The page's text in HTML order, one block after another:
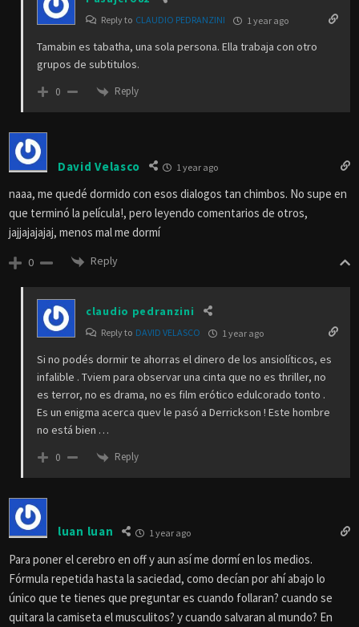
Reply to CLAUDIO PEDRANZINI 1 year ago
Tamabin es tabatha, una sola persona. Ella trabaja con otro
grupos de subtitulos.
0 Reply
David Velasco 1 year ago
naaa, me quedé dormido con esos dialogos tan chimbos. No supe en
que terminó la película!, pero leyendo comentarios de otros,
jajjajajajaj, menos mal me dormí
0 Reply
claudio pedranzini
Reply to DAVID VELASCO 1 year ago
Si no podés dormir te ahorras el dinero de los ansiolíticos, es
infalible . Tviem para observar una cinta que no es thriller, no
es terror, no es drama, no es film erótico edulcorado tonto .
Es un enigma acerca quev le pasó a Derrickson ! Este hombre
no está bien …
0 Reply
luan luan 1 year ago
Para poner el cerebro en off y aun así me dormí en los medios.
Fórmula repetida hasta la saciedad, como decían por ahí abajo lo
único que te tienes que preguntar es cuando follaran? cuando se
quitara la camiseta el musculitos? y cuando salvaran al mundo? En